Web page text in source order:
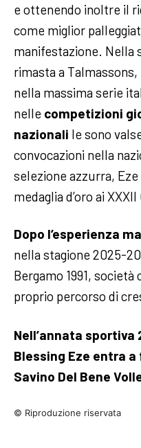
e ottenendo inoltre il
come miglior
manifestazione. Nella
rimasta a
nella massima serie
nelle competizioni
nazionali le sono
convocazioni nella
selezione azzurra,
medaglia d’oro ai
Dopo l’esperienza
nella stagione 2025-
Bergamo 1991,
proprio percorso di
Nell’annata sportiva
Blessing Eze entra
Savino Del Bene
© Riproduzione riservata